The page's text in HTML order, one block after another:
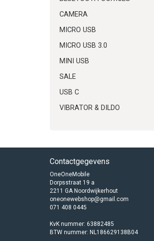
CAMERA
MICRO USB
MICRO USB 3.0
MINI USB
SALE
USB C
VIBRATOR & DILDO
Contactgegevens
OneOneMobile
Dorpsstraat 19 a
2211 GA Noordwijkerhout
oneonewebshop@gmail.com
071 408 0445
KvK nummer: 63882485
BTW nummer: NL186629138B04